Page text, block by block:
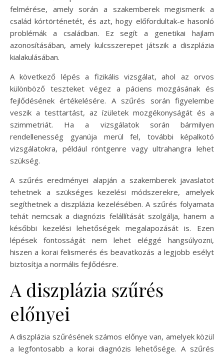
felmérése, amely során a szakemberek megismerik a
család kórtörténetét, és azt, hogy előfordultak-e hasonló
problémák a családban. Ez segít a genetikai hajlam
azonosításában, amely kulcsszerepet játszik a diszplázia
kialakulásában.
A következő lépés a fizikális vizsgálat, ahol az orvos
különböző teszteket végez a páciens mozgásának és
fejlődésének értékelésére. A szűrés során figyelembe
veszik a testtartást, az ízületek mozgékonyságát és a
szimmetriát. Ha a vizsgálatok során bármilyen
rendellenesség gyanúja merül fel, további képalkotó
vizsgálatokra, például röntgenre vagy ultrahangra lehet
szükség.
A szűrés eredményei alapján a szakemberek javaslatot
tehetnek a szükséges kezelési módszerekre, amelyek
segíthetnek a diszplázia kezelésében. A szűrés folyamata
tehát nemcsak a diagnózis felállítását szolgálja, hanem a
későbbi kezelési lehetőségek megalapozását is. Ezen
lépések fontosságát nem lehet eléggé hangsúlyozni,
hiszen a korai felismerés és beavatkozás a legjobb esélyt
biztosítja a normális fejlődésre.
A diszplázia szűrés
előnyei
A diszplázia szűrésének számos előnye van, amelyek közül
a legfontosabb a korai diagnózis lehetősége. A szűrés